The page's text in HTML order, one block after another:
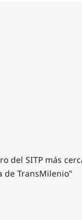
del SITP más
de TransMilenio"